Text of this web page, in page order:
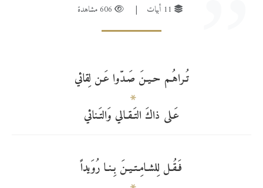
11 أبيات 606 مشاهدة
تُـراهُـم حـيـنَ صَـدّوا عَـن لِقائي
عَـلى ذاكَ التَـقـالي وَالتَـنائي
فَـقُـل لِلشـامِـتـيـنَ بِـنـا رُوَيداً